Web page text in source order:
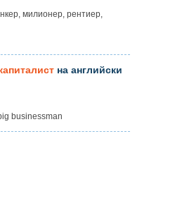
милионер, рентиер,
на английски
businessman